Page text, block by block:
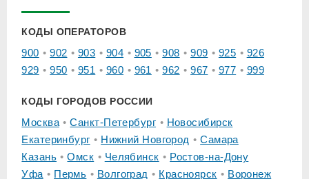
КОДЫ ОПЕРАТОРОВ
900 902 903 904 905 908 909 925
926
929
950 951 960 961 962 967 977 999
КОДЫ ГОРОДОВ РОССИИ
Москва Санкт-Петербург
Новосибирск
Екатеринбург
Нижний Новгород
Самара
Казань
Омск Челябинск
Ростов-на-Дону
Уфа
Пермь Волгоград Красноярск Воронеж